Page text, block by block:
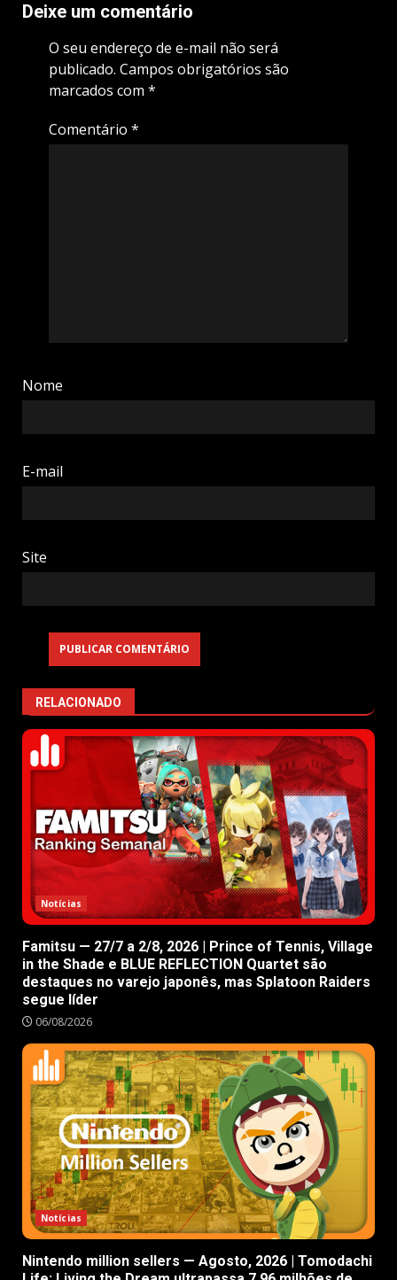
Deixe um comentário
O seu endereço de e-mail não será
publicado. Campos obrigatórios são
marcados com *
Comentário *
Nome
E-mail
Site
RELACIONADO
Notícias
Famitsu — 27/7 a 2/8, 2026 | Prince of Tennis, Village
in the Shade e BLUE REFLECTION Quartet são
destaques no varejo japonês, mas Splatoon Raiders
segue líder
06/08/2026
Notícias
Nintendo million sellers — Agosto, 2026 | Tomodachi